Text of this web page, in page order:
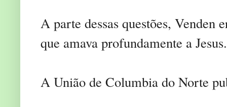
A parte dessas questões,
que amava profundamente a Jesus.
A União de Columbia do Norte